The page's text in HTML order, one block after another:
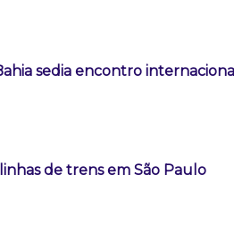
sedia encontro
de trens em São Paulo